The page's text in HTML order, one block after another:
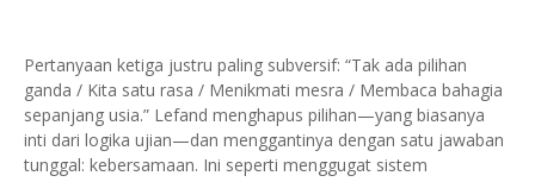
Pertanyaan ketiga justru paling subversif: “Tak ada pilihan
ganda / Kita satu rasa / Menikmati mesra / Membaca bahagia
sepanjang usia.” Lefand menghapus pilihan—yang biasanya
inti dari logika ujian—dan menggantinya dengan satu jawaban
tunggal: kebersamaan. Ini seperti menggugat sistem